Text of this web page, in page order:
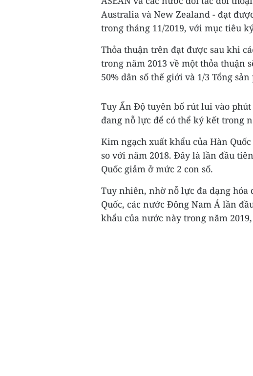
Australia và New Zealand - đạt
trong tháng 11/2019, với mục tiêu
Thỏa thuận trên đạt được sau khi
trong năm 2013 về một thỏa thuận
50% dân số thế giới và 1/3 Tổng
Tuy Ấn Độ tuyên bố rút lui vào phút
đang nỗ lực để có thể ký kết trong
Kim ngạch xuất khẩu của Hàn
so với năm 2018. Đây là lần đầu
Quốc giảm ở mức 2 con số.
Tuy nhiên, nhờ nỗ lực đa dạng hóa
Quốc, các nước Đông Nam Á lần
khẩu của nước này trong năm